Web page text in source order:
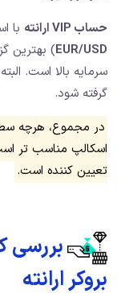
حساب VIP ارانته
با
EUR/USD) بهترین
سرمایه بالا است.
گرفته شود.
در مجموع، هرچه
اسکالپ مناسب تر
تعیین کننده است.
بررسی
بروکر ارانته